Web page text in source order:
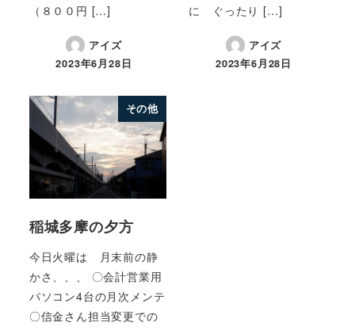
（８００円 […]
アイズ
2023年6月28日
に ぐったり […]
アイズ
2023年6月28日
その他
稲城多摩の夕方
今日火曜は 月末前の静
かさ、、、 〇会計営業用
パソコン4台の月次メンテ
〇信金さん担当変更での